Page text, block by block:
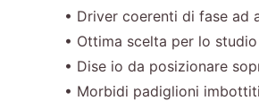
• Driver coerenti di fase ad
• Ottima scelta per lo studio
• Dise io da posizionare
• Morbidi padiglioni